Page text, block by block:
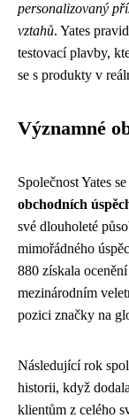
personalizovaný
vztahů. Yates
testovací plavby,
se s produkty v
Významné
Společnost Yates
obchodních
své dlouholeté
mimořádného
880 získala ocenění
mezinárodním
pozici značky na
Následující rok
historii, když
klientům z celého